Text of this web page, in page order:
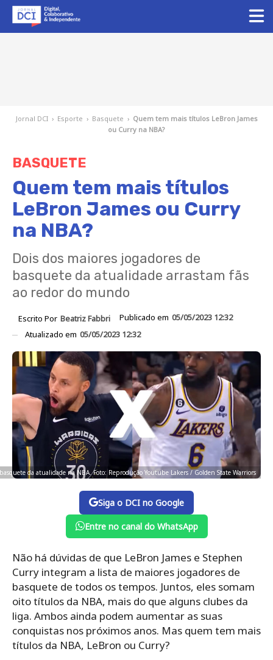
Jornal DCI › Esporte › Basquete › Quem tem mais títulos LeBron James
ou Curry na NBA?
BASQUETE
Quem tem mais títulos
LeBron James ou Curry
na NBA?
Dois dos maiores jogadores de
basquete da atualidade arrastam fãs
ao redor do mundo
Escrito Por Beatriz Fabbri Publicado em 05/05/2023 12:32
Atualizado em 05/05/2023 12:32
da atualidade na NBA. Foto: Reprodução Youtube Lakers / Golden State Warriors
Siga o DCI no Google
Entre no canal do WhatsApp
Não há dúvidas de que LeBron James e Stephen
Curry integram a lista de maiores jogadores de
basquete de todos os tempos. Juntos, eles somam
oito títulos da NBA, mais do que alguns clubes da
liga. Ambos ainda podem aumentar as suas
conquistas nos próximos anos. Mas quem tem mais
títulos da NBA, LeBron ou Curry?